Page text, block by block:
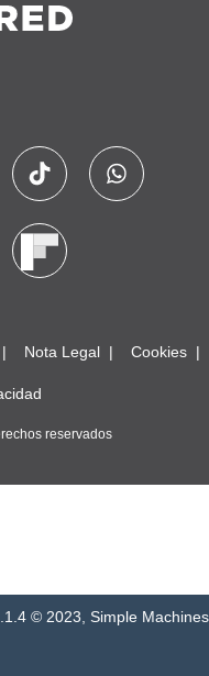
Nota Legal Cookies
reservados
© 2023 Simple Machines